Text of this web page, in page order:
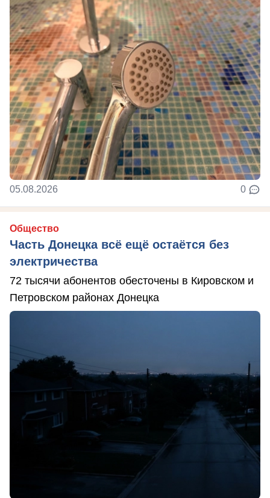
05.08.2026 0
Общество
Часть Донецка всё ещё остаётся без
электричества
72 тысячи абонентов обесточены в Кировском и
Петровском районах Донецка